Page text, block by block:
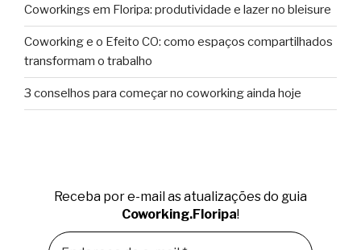
Coworkings em Floripa: produtividade e lazer no bleisure
Coworking e o Efeito CO: como espaços compartilhados
transformam o trabalho
3 conselhos para começar no coworking ainda hoje
Receba por e-mail as atualizações do guia
Coworking.Floripa!